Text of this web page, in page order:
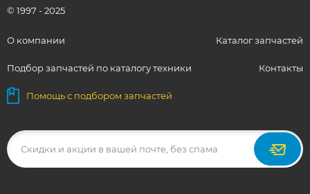
© 1997 - 2025
О компании Каталог запчастей
Подбор запчастей по каталогу техники Контакты
Помощь с подбором запчастей